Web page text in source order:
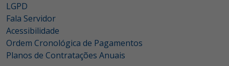
LGPD
Fala Servidor
Acessibilidade
Ordem Cronológica de Pagamentos
Planos de Contratações Anuais